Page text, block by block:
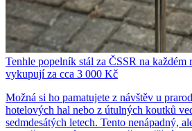
Tenhle popelník stál za ČSSR na každém
vykupují za cca 3 000 Kč
Možná si ho pamatujete z návštěv u
hotelových hal nebo z útulných koutků
sedmdesátých letech. Tento nenápadný,